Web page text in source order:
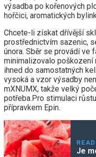
výsadba po kořenových
hořčici, aromatických
Chcete-li získat dřívější
prostřednictvím sazenic,
února. Sběr se provádí ve
minimalizovalo poškození
ihned do samostatných
vysoká a vzor výsadby
mXNUMX, takže velký
potřeba.Pro stimulaci
přípravkem Epin.
READ
Je